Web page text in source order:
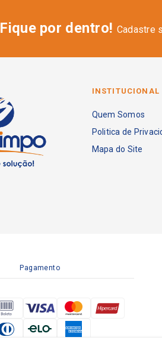
Fique por dentro! Cadastre
INSTITUCIONAL
Quem Somos
Politica de
Mapa do Site
Pagamento